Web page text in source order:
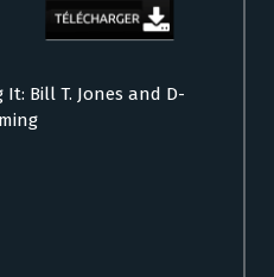
It: Bill T. Jones and D-